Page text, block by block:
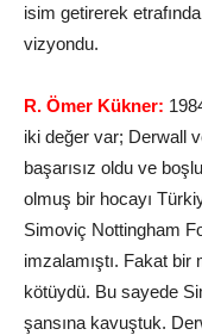
isim getirerek
vizyondu.
R. Ömer Kükner:
iki değer var; Derwall
başarısız oldu ve
olmuş bir hocayı
Simoviç Nottingham
imzalamıştı. Fakat
kötüydü. Bu sayede
şansına kavuştuk.